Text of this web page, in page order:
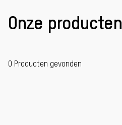
Onze producten
0 Producten gevonden